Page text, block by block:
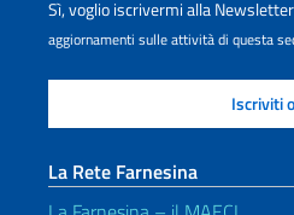
Sì, voglio iscrivermi alla
aggiornamenti sulle attività di questa
La Rete Farnesina